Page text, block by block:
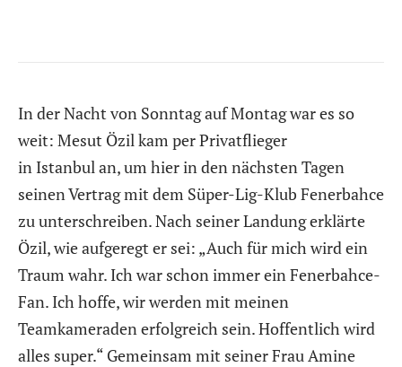
In der Nacht von Sonntag auf Montag war es so
weit: Mesut Özil kam per Privatflieger
in Istanbul an, um hier in den nächsten Tagen
seinen Vertrag mit dem Süper-Lig-Klub Fenerbahce
zu unterschreiben. Nach seiner Landung erklärte
Özil, wie aufgeregt er sei: „Auch für mich wird ein
Traum wahr. Ich war schon immer ein Fenerbahce-
Fan. Ich hoffe, wir werden mit meinen
Teamkameraden erfolgreich sein. Hoffentlich wird
alles super.“ Gemeinsam mit seiner Frau Amine